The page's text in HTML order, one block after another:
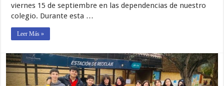
viernes 15 de septiembre en las dependencias de nuestro
colegio. Durante esta …
Leer Más »